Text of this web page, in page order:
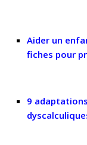
Aider un
fiches pour
9